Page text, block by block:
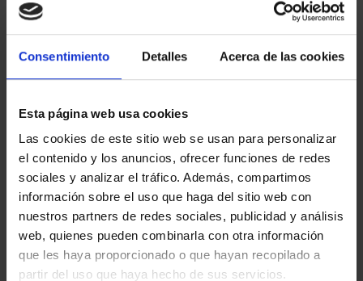
Consentimiento Detalles Acerca de las cookies
Esta página web usa cookies
Las cookies de este sitio web se usan para personalizar
el contenido y los anuncios, ofrecer funciones de redes
sociales y analizar el tráfico. Además, compartimos
información sobre el uso que haga del sitio web con
nuestros partners de redes sociales, publicidad y análisis
web, quienes pueden combinarla con otra información
que les haya proporcionado o que hayan recopilado a
partir del uso que haya hecho de sus servicios.
425 ANIV VELÁZQUEZ
CENTENARIO DE
SOROLLA (2023)
610,00 €